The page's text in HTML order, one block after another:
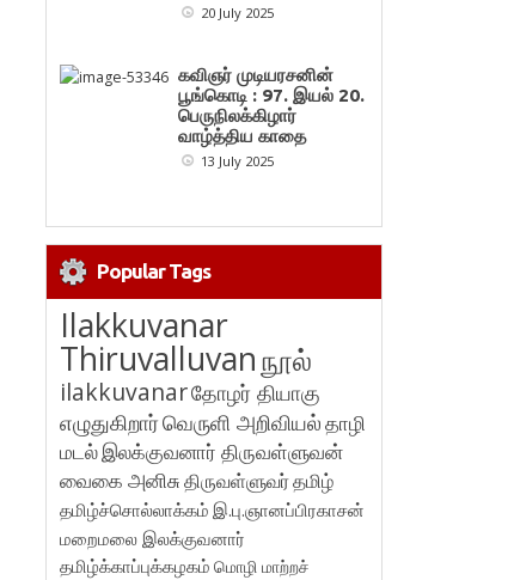
20 July 2025
கவிஞர் முடியரசனின்
பூங்கொடி : 97. இயல் 20.
பெருநிலக்கிழார்
வாழ்த்திய காதை
13 July 2025
Popular Tags
Ilakkuvanar
Thiruvalluvanநூல்
ilakkuvanarதோழர் தியாகு
எழுதுகிறார்வெருளி அறிவியல்தாழி
மடல்இலக்குவனார் திருவள்ளுவன்
வைகை அனிசுதிருவள்ளுவர்தமிழ்
தமிழ்ச்சொல்லாக்கம் இ.பு.ஞானப்பிரகாசன்
மறைமலை இலக்குவனார்
தமிழ்க்காப்புக்கழகம் மொழி மாற்றச்